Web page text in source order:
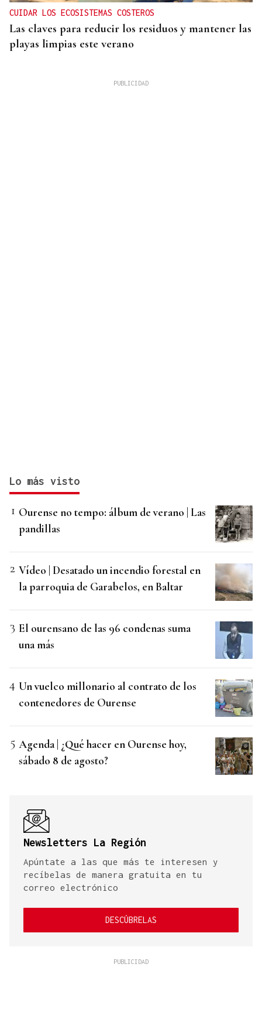
CUIDAR LOS ECOSISTEMAS COSTEROS
Las claves para reducir los residuos y mantener las
playas limpias este verano
Lo más visto
Ourense no tempo: álbum de verano | Las
pandillas
Vídeo | Desatado un incendio forestal en
la parroquia de Garabelos, en Baltar
El ourensano de las 96 condenas suma
una más
Un vuelco millonario al contrato de los
contenedores de Ourense
Agenda | ¿Qué hacer en Ourense hoy,
sábado 8 de agosto?
Newsletters La Región
Apúntate a las que más te interesen y
recíbelas de manera gratuita en tu
correo electrónico
DESCÚBRELAS